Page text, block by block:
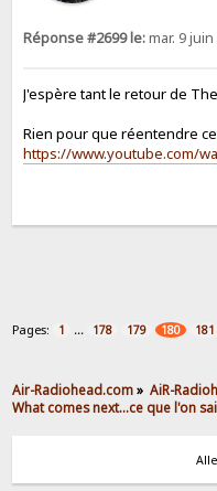
Réponse #2699 le:mar. 9 juin
J'espère tant le retour de
Rien pour que réentendre
https://www.youtube.com/
Pages: 1 ... 178 179 180 181
Air-Radiohead.com» AiR-
What comes next...ce que l'on